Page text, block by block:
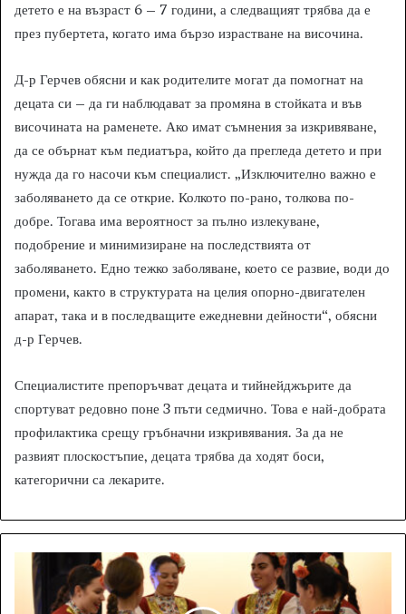
детето е на възраст 6 – 7 години, а следващият трябва да е
през пубертета, когато има бързо израстване на височина.
Д-р Герчев обясни и как родителите могат да помогнат на
децата си – да ги наблюдават за промяна в стойката и във
височината на раменете. Ако имат съмнения за изкривяване,
да се обърнат към педиатъра, който да прегледа детето и при
нужда да го насочи към специалист. „Изключително важно е
заболяването да се открие. Колкото по-рано, толкова по-
добре. Тогава има вероятност за пълно излекуване,
подобрение и минимизиране на последствията от
заболяването. Едно тежко заболяване, което се развие, води до
промени, както в структурата на целия опорно-двигателен
апарат, така и в последващите ежедневни дейности“, обясни
д-р Герчев.
Специалистите препоръчват децата и тийнейджърите да
спортуват редовно поне 3 пъти седмично. Това е най-добрата
профилактика срещу гръбначни изкривявания. За да не
развият плоскостъпие, децата трябва да ходят боси,
категорични са лекарите.